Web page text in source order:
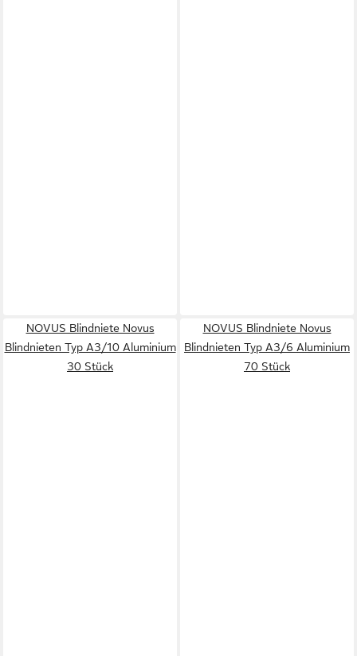
NOVUS Blindniete Novus
Blindnieten Typ A3/10 Aluminium
30 Stück
NOVUS Blindniete Novus
Blindnieten Typ A3/6 Aluminium
70 Stück